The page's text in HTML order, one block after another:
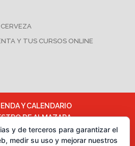
Y TUS CURSOS ONLINE
Y CALENDARIO
DE ALMAZARA
ESCUELA
Y CONDICIONES
y de terceros para garantizar el
medir su uso y mejorar nuestros